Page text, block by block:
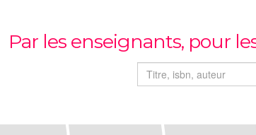
Par les enseignants, pour